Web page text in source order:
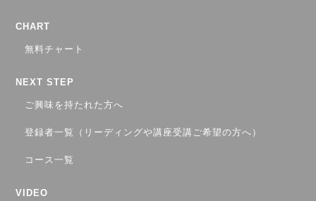
CHART
無料チャート
NEXT STEP
ご興味を持たれた方へ
登録者一覧（リーディングや講座受講ご希望の方へ）
コース一覧
VIDEO